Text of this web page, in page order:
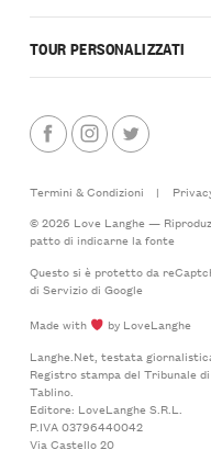
TOUR PERSONALIZZATI
Termini & Condizioni |
© 2026 Love Langhe —
patto di indicarne la fonte
Questo si è protetto da
di Serviziodi Google
Made with
by LoveLanghe
Langhe.Net, testata
Registro stampa del Tribunale
Tablino.
Editore: LoveLanghe S.R.L.
P.IVA 03796440042
Via Castello 20